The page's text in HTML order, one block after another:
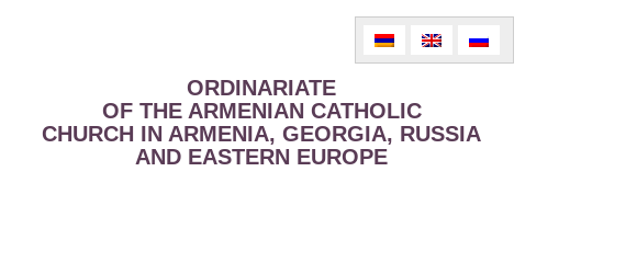
ORDINARIATE
OF THE ARMENIAN CATHOLIC
CHURCH IN ARMENIA, GEORGIA, RUSSIA
AND EASTERN EUROPE